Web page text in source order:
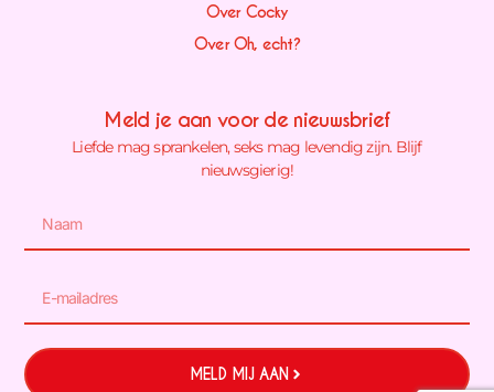
Over Cocky
Over Oh, echt?
Meld je aan voor de nieuwsbrief
Liefde mag sprankelen, seks mag levendig zijn. Blijf
nieuwsgierig!
MELD MIJ AAN